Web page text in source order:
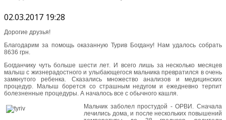
02.03.2017 19:28
Дорогие друзья!
Благодарим за помощь оказанную Турив Богдану! Нам удалось собрать
8636 грн.
Богданчику чуть больше шести лет. И всего лишь за несколько месяцев
малыш с жизнерадостного и улыбающегося мальчика превратился в очень
замкнутого ребенка. Сказались множество анализов и медицинских
процедур. Малыш борется со страшным недугом и ежедневно терпит
болезненные процедуры. А началось все с обычного кашля.
Мальчик заболел простудой - ОРВИ. Сначала
лечились дома, и после нескольких повышений